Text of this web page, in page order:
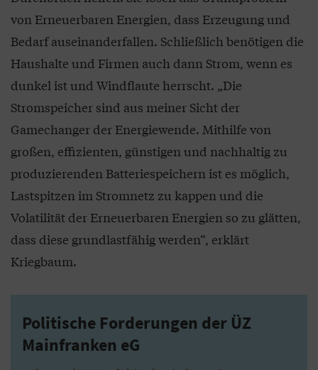
von Erneuerbaren Energien, dass Erzeugung und
Bedarf auseinanderfallen. Schließlich benötigen die
Haushalte und Firmen auch dann Strom, wenn es
dunkel ist und Windflaute herrscht. „Die
Stromspeicher sind aus meiner Sicht der
Gamechanger der Energiewende. Mithilfe von
großen, effizienten, günstigen und nachhaltig zu
produzierenden Batteriespeichern ist es möglich,
Lastspitzen im Stromnetz zu kappen und die
Volatilität der Erneuerbaren Energien so zu glätten,
dass diese grundlastfähig werden“, erklärt
Kriegbaum.
Politische Forderungen der ÜZ
Mainfranken eG